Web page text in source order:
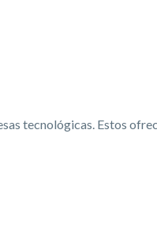
tecnológicas. Estos